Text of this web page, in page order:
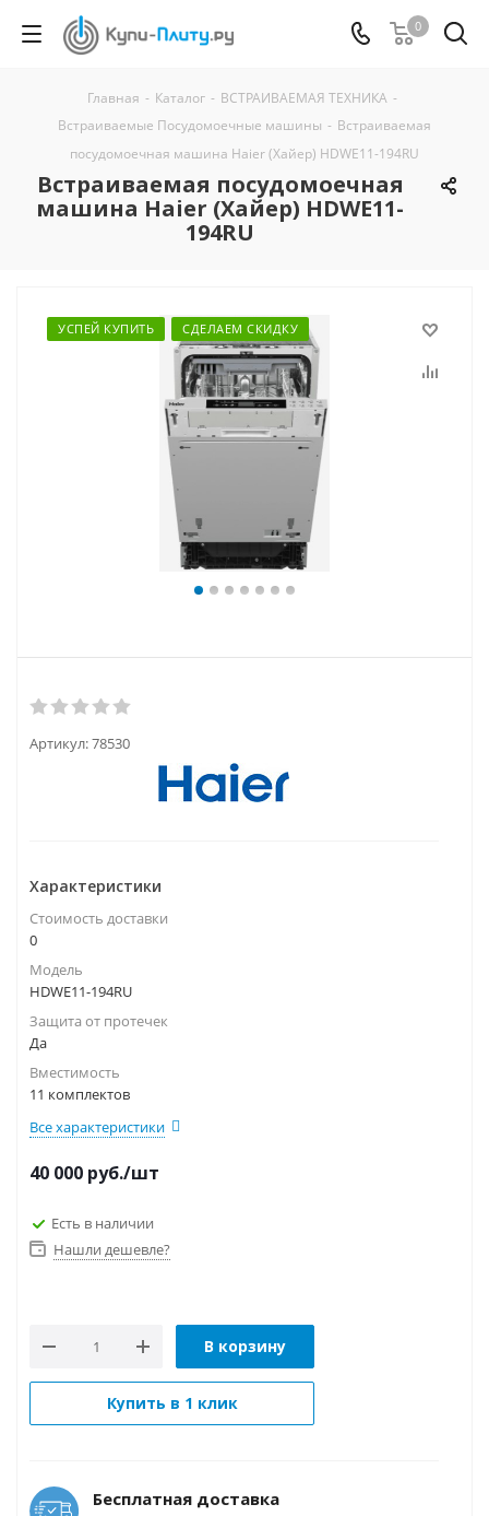
0
Главная - Каталог - ВСТРАИВАЕМАЯ ТЕХНИКА -
Встраиваемые Посудомоечные машины - Встраиваемая
посудомоечная машина Haier (Хайер) HDWE11-194RU
Встраиваемая посудомоечная
машина Haier (Хайер) HDWE11-
194RU
УСПЕЙ КУПИТЬ СДЕЛАЕМ СКИДКУ
Артикул:78530
Характеристики
Стоимость доставки
0
Модель
HDWE11-194RU
Защита от протечек
Да
Вместимость
11 комплектов
Все характеристики
40 000 руб./шт
Есть в наличии
Нашли дешевле?
В корзину
Купить в 1 клик
Бесплатная доставка